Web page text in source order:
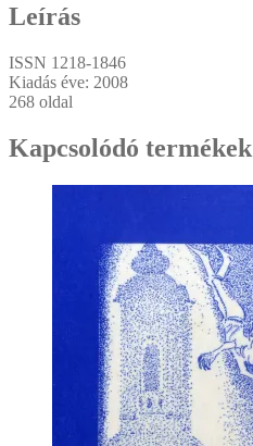
Leírás
ISSN 1218-1846
Kiadás éve: 2008
268 oldal
Kapcsolódó termékek